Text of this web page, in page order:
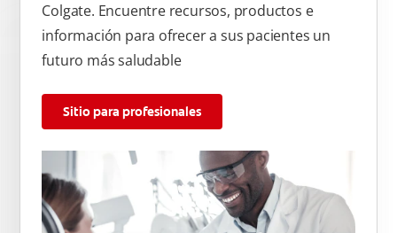
Colgate. Encuentre recursos, productos e
información para ofrecer a sus pacientes un
futuro más saludable
Sitio para profesionales